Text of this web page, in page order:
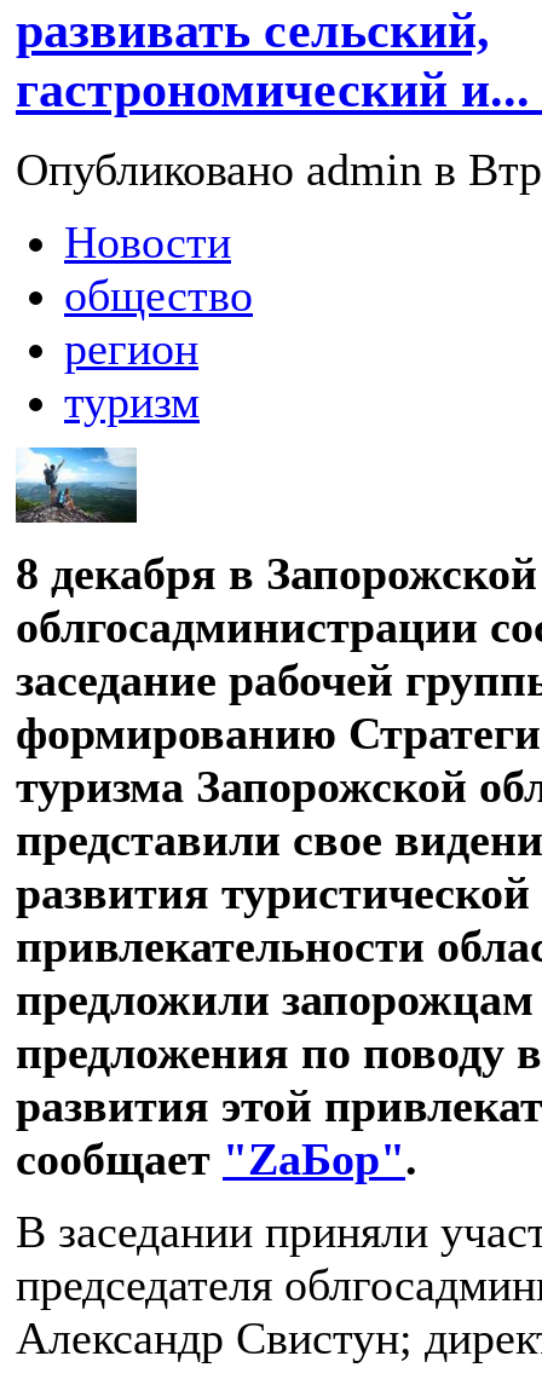
развивать сельский,
гастрономический
Опубликовано admin в
Новости
общество
регион
туризм
8 декабря в Запорожской
облгосадминистрации
заседание рабочей
формированию
туризма Запорожской
представили свое
развития туристической
привлекательности
предложили
предложения по поводу
развития этой
сообщает "ZаБор".
В заседании приняли
председателя
Александр Свистун;